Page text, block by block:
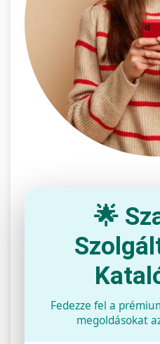
🌟
Fedezze fel a
megoldásokat